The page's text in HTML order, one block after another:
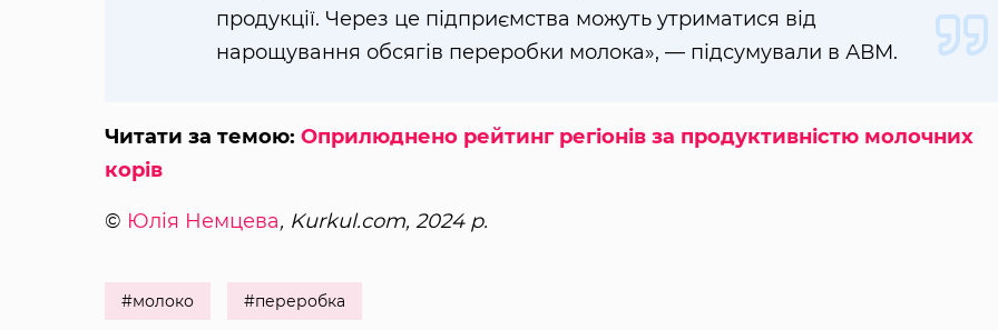
продукції. Через це підприємства можуть утриматися від
нарощування обсягів переробки молока», — підсумували в АВМ.
Читати за темою: Оприлюднено рейтинг регіонів за продуктивністю молочних
корів
© Юлія Немцева, Kurkul.com, 2024 р.
#молоко #переробка